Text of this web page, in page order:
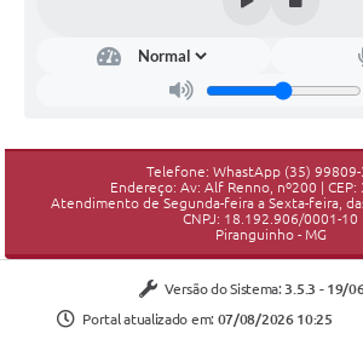
Telefone: WhastApp (35)
Endereço: Av: Alf Renno, nº200 | CEP:
Atendimento de Segunda-feira a Sexta-feira,
CNPJ: 18.192.906/0001-10
Piranguinho - MG
Versão do Sistema: 3.5.3 - 19/
Portal atualizado em: 07/08/2026 10:25